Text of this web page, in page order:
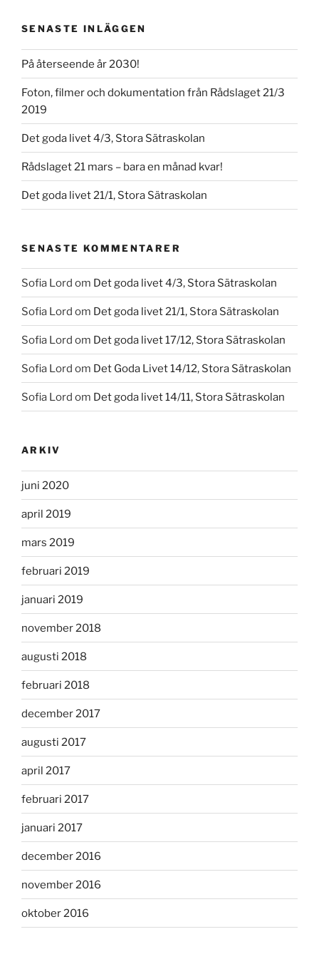
SENASTE INLÄGGEN
På återseende år 2030!
Foton, filmer och dokumentation från Rådslaget 21/3
2019
Det goda livet 4/3, Stora Sätraskolan
Rådslaget 21 mars – bara en månad kvar!
Det goda livet 21/1, Stora Sätraskolan
SENASTE KOMMENTARER
Sofia Lord om Det goda livet 4/3, Stora Sätraskolan
Sofia Lord om Det goda livet 21/1, Stora Sätraskolan
Sofia Lord om Det goda livet 17/12, Stora Sätraskolan
Sofia Lord om Det Goda Livet 14/12, Stora Sätraskolan
Sofia Lord om Det goda livet 14/11, Stora Sätraskolan
ARKIV
juni 2020
april 2019
mars 2019
februari 2019
januari 2019
november 2018
augusti 2018
februari 2018
december 2017
augusti 2017
april 2017
februari 2017
januari 2017
december 2016
november 2016
oktober 2016